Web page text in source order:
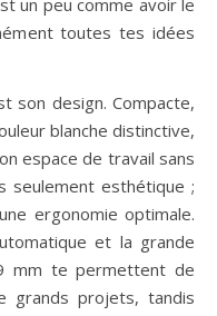
toutes tes idées
son design. Compacte,
blanche distinctive,
espace de travail sans
seulement esthétique ;
ergonomie optimale.
et la grande
mm te permettent de
grands projets, tandis